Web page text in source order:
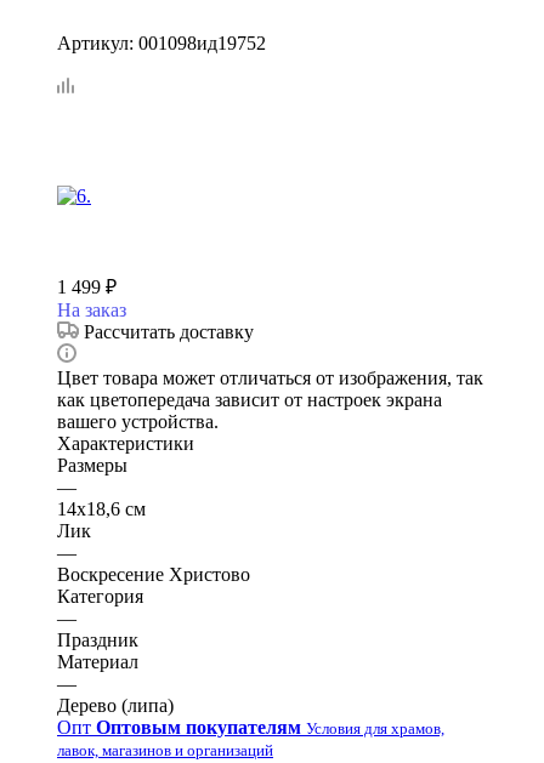
Артикул: 001098ид19752
1 499 ₽
На заказ
Рассчитать доставку
Цвет товара может отличаться от изображения, так
как цветопередача зависит от настроек экрана
вашего устройства.
Характеристики
Размеры
—
14х18,6 см
Лик
—
Воскресение Христово
Категория
—
Праздник
Материал
—
Дерево (липа)
Опт Оптовым покупателям Условия для храмов,
лавок, магазинов и организаций